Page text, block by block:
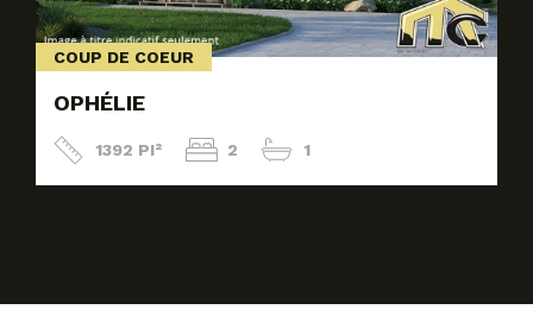
COUP DE COEUR
OPHÉLIE
1392 PI² 2 1